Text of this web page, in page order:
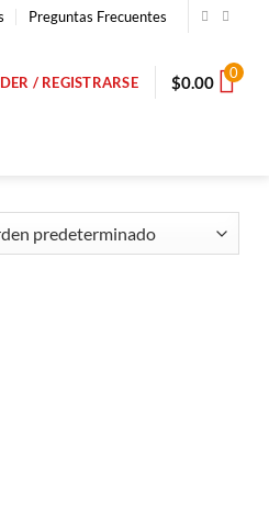
Preguntas Frecuentes
/ REGISTRARSE $0.00 0